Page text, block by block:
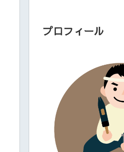
プロフィール